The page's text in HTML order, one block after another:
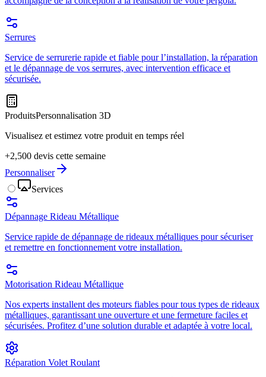
Serrures
Service de serrurerie rapide et fiable pour l’installation, la réparation
et le dépannage de vos serrures, avec intervention efficace et
sécurisée.
ProduitsPersonnalisation 3D
Visualisez et estimez votre produit en temps réel
+2,500 devis cette semaine
Personnaliser
Services
Dépannage Rideau Métallique
Service rapide de dépannage de rideaux métalliques pour sécuriser
et remettre en fonctionnement votre installation.
Motorisation Rideau Métallique
Nos experts installent des moteurs fiables pour tous types de rideaux
métalliques, garantissant une ouverture et une fermeture faciles et
sécurisées. Profitez d’une solution durable et adaptée à votre local.
Réparation Volet Roulant